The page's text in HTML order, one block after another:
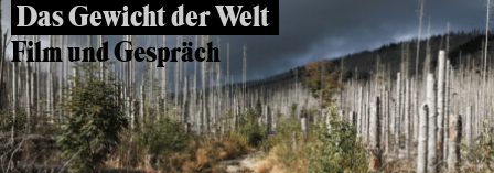
Das Gewicht der Welt
Film und Gespräch